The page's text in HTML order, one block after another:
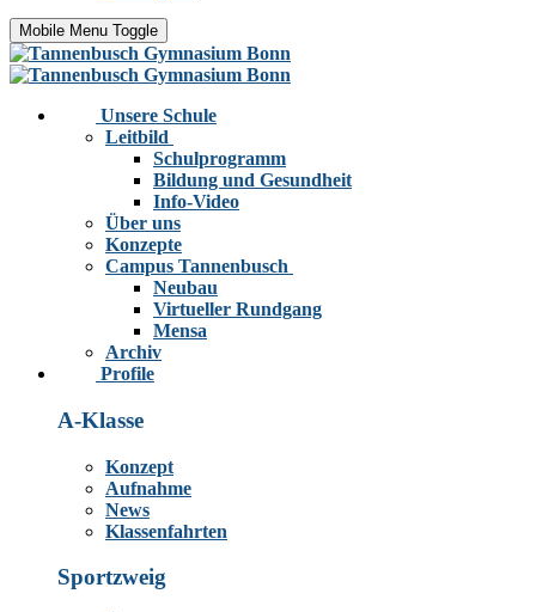
Mobile Menu Toggle
Unsere Schule
Leitbild
Schulprogramm
Bildung und Gesundheit
Info-Video
Über uns
Konzepte
Campus Tannenbusch
Neubau
Virtueller Rundgang
Mensa
Archiv
Profile
A-Klasse
Konzept
Aufnahme
News
Klassenfahrten
Sportzweig